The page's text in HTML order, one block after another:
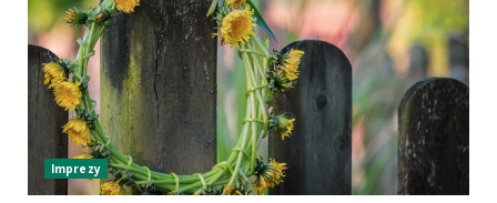
Imprezy